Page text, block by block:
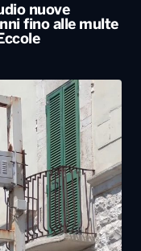
nuove
fino alle multe